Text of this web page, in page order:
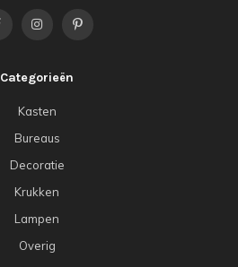
Categorieën
Kasten
Bureaus
Decoratie
Krukken
Lampen
Overig